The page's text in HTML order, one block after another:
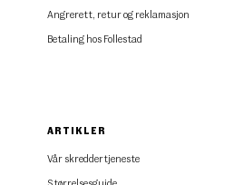
Angrerett, retur og reklamasjon
Betaling hos Follestad
ARTIKLER
Vår skreddertjeneste
Størrelsesguide